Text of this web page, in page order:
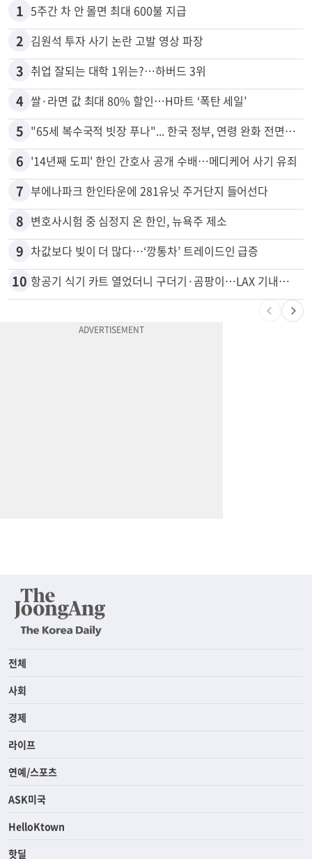
1 5주간 차 안 몰면 최대 600불 지급
2 김원석 투자 사기 논란 고발 영상 파장
3 취업 잘되는 대학 1위는?…하버드 3위
4 쌀·라면 값 최대 80% 할인…H마트 ‘폭탄 세일’
5 "65세 복수국적 빗장 푸나"... 한국 정부, 연령 완화 전면 추진
6 '14년째 도피' 한인 간호사 공개 수배…메디케어 사기 유죄
7 부에나파크 한인타운에 281유닛 주거단지 들어선다
8 변호사시험 중 심정지 온 한인, 뉴욕주 제소
9 차값보다 빚이 더 많다…‘깡통차’ 트레이드인 급증
10 항공기 식기 카트 열었더니 구더기·곰팡이…LAX 기내식 업체 논란
전체
사회
경제
라이프
연예/스포츠
ASK미국
HelloKtown
핫딜